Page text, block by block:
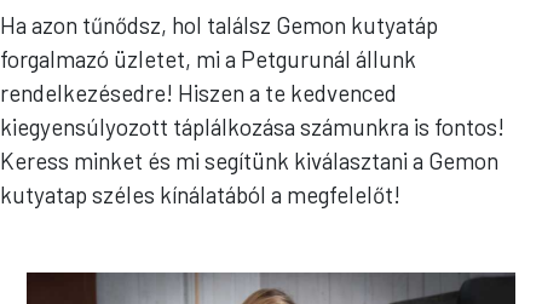
Ha azon tűnődsz, hol találsz Gemon kutyatáp
forgalmazó üzletet, mi a Petgurunál állunk
rendelkezésedre! Hiszen a te kedvenced
kiegyensúlyozott táplálkozása számunkra is fontos!
Keress minket és mi segítünk kiválasztani a Gemon
kutyatap széles kínálatából a megfelelőt!